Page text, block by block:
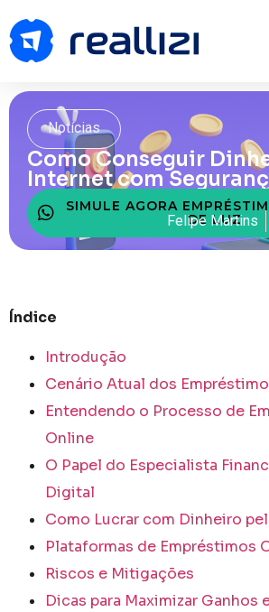
Notícias
Como Conseguir
Internet com
SIMULE AGORA
DE LUZ
Felipe Martins
Índice
Introdução
Cenário Atual dos
Entendendo o Processo de
Online
O Papel do Especialista
Digital
Como Lucrar com Dinheiro
Plataformas de Empréstimos
Riscos e Mitigações
Dicas para Maximizar Ganhos